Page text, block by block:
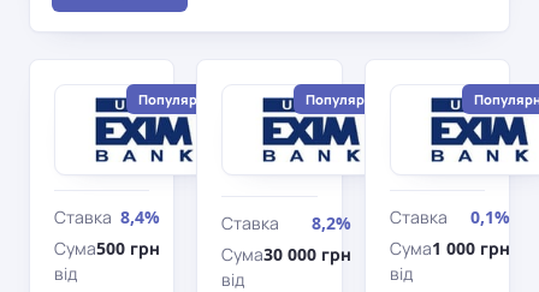
Популярний
Укрексімбанк
Зручний
Ставка 8,4%
Сума
від
500 грн
Популярний
Укрексімбанк
Прибутковий
строковий
Ставка
8,2%
Сума
від
30 000 грн
Ставка
0,1%
Сума
від
1 000 грн